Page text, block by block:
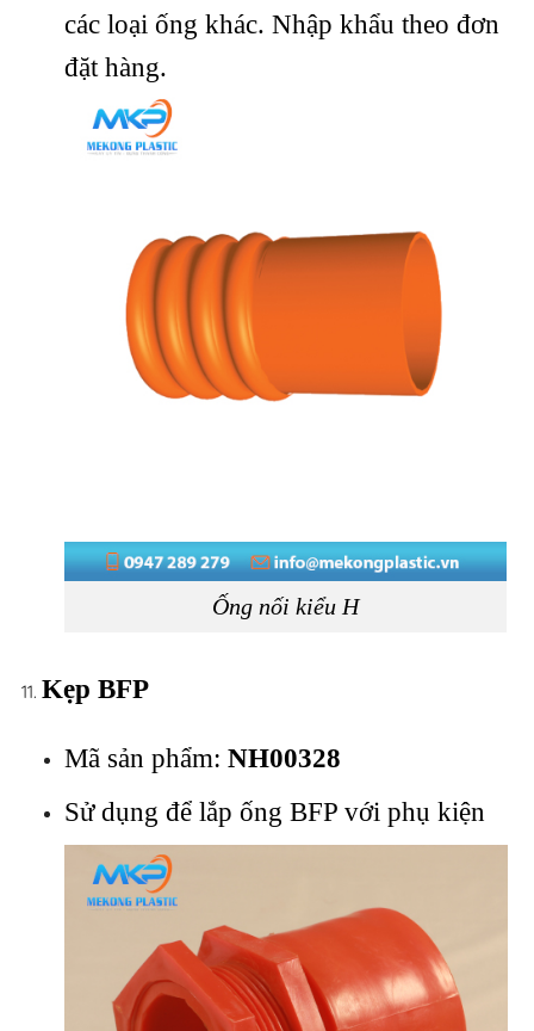
các loại ống khác. Nhập khẩu theo đơn
đặt hàng.
Ống nối kiểu H
Kẹp BFP
Mã sản phẩm: NH00328
Sử dụng để lắp ống BFP với phụ kiện